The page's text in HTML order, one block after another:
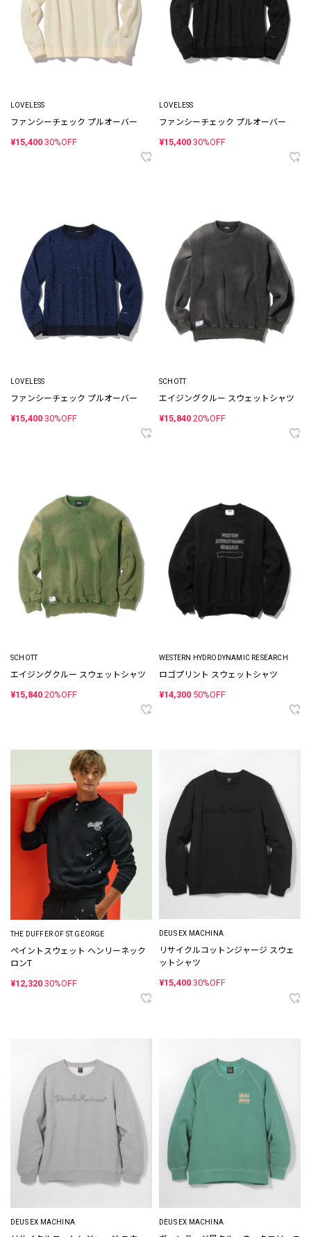
LOVELESS
ファンシーチェック プルオーバー
¥15,400 30%OFF
LOVELESS
ファンシーチェック プルオーバー
¥15,400 30%OFF
LOVELESS
ファンシーチェック プルオーバー
¥15,400 30%OFF
SCHOTT
エイジングクルー スウェットシャツ
¥15,840 20%OFF
SCHOTT
エイジングクルー スウェットシャツ
¥15,840 20%OFF
WESTERN HYDRODYNAMIC RESEARCH
ロゴプリント スウェットシャツ
¥14,300 50%OFF
THE DUFFER OF ST.GEORGE
ペイントスウェット ヘンリーネック
ロンT
¥12,320 30%OFF
DEUS EX MACHINA
リサイクルコットンジャージ スウェ
ットシャツ
¥15,400 30%OFF
DEUS EX MACHINA DEUS EX MACHINA